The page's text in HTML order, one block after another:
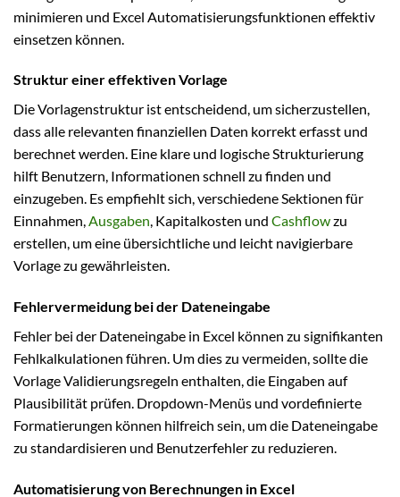
minimieren und Excel Automatisierungsfunktionen effektiv
einsetzen können.
Struktur einer effektiven Vorlage
Die Vorlagenstruktur ist entscheidend, um sicherzustellen,
dass alle relevanten finanziellen Daten korrekt erfasst und
berechnet werden. Eine klare und logische Strukturierung
hilft Benutzern, Informationen schnell zu finden und
einzugeben. Es empfiehlt sich, verschiedene Sektionen für
Einnahmen,Ausgaben, Kapitalkosten und Cashflowzu
erstellen, um eine übersichtliche und leicht navigierbare
Vorlage zu gewährleisten.
Fehlervermeidung bei der Dateneingabe
Fehler bei der Dateneingabe in Excel können zu signifikanten
Fehlkalkulationen führen. Um dies zu vermeiden, sollte die
Vorlage Validierungsregeln enthalten, die Eingaben auf
Plausibilität prüfen. Dropdown-Menüs und vordefinierte
Formatierungen können hilfreich sein, um die Dateneingabe
zu standardisieren und Benutzerfehler zu reduzieren.
Automatisierung von Berechnungen in Excel